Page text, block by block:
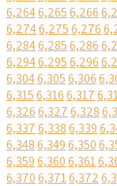
6,2646,2656,266
6,2746,2756,276
6,2846,2856,286
6,2946,2956,296
6,3046,3056,306
6,3156,3166,317
6,3266,3276,328
6,3376,3386,339
6,3486,3496,350
6,3596,3606,361
6,3706,3716,372